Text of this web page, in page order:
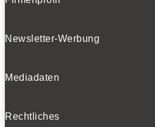
Newsletter-Werbung
Mediadaten
Rechtliches